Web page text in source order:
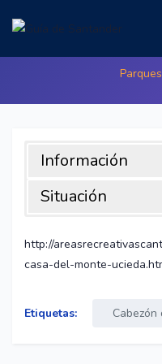
Casa Del
Información
Situación
general de Cabezón de
las áreas recreativas
papeleras para dejarlo
http://
casa-del-monte-
Etiquetas: